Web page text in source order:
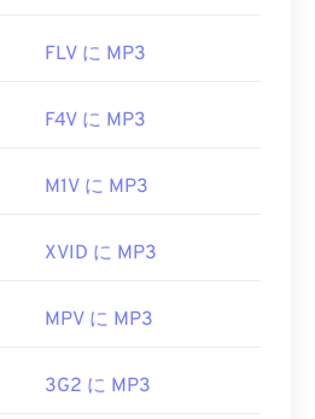
FLV に MP3
F4V に MP3
M1V に MP3
XVID に MP3
MPV に MP3
3G2 に MP3